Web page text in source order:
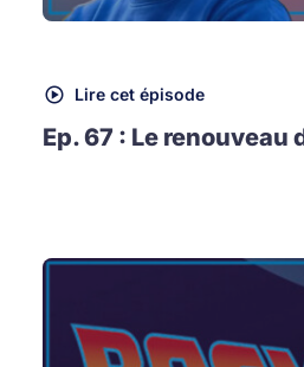
Lire cet épisode
Ep. 67 : Le